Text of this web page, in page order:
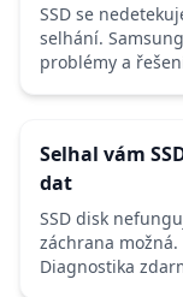
SSD se
selhání.
problémy a
Selhal vám
dat
SSD disk
záchrana
Diagnostika